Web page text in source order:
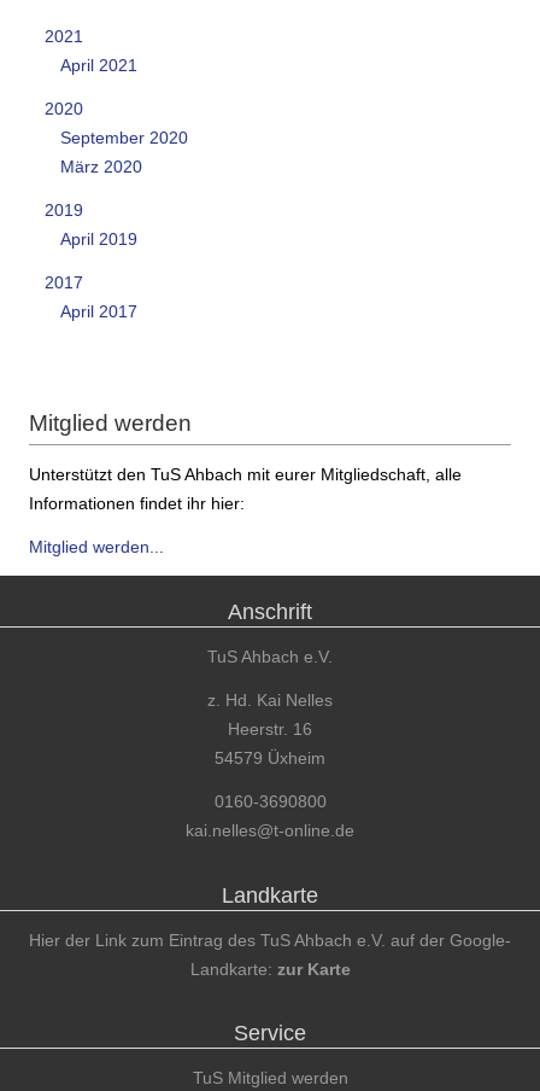
2021
April 2021
2020
September 2020
März 2020
2019
April 2019
2017
April 2017
Mitglied werden
Unterstützt den TuS Ahbach mit eurer Mitgliedschaft, alle
Informationen findet ihr hier:
Mitglied werden...
Anschrift
TuS Ahbach e.V.
z. Hd. Kai Nelles
Heerstr. 16
54579 Üxheim
0160-3690800
kai.nelles@t-online.de
Landkarte
Hier der Link zum Eintrag des TuS Ahbach e.V. auf der Google-
Landkarte: zur Karte
Service
TuS Mitglied werden